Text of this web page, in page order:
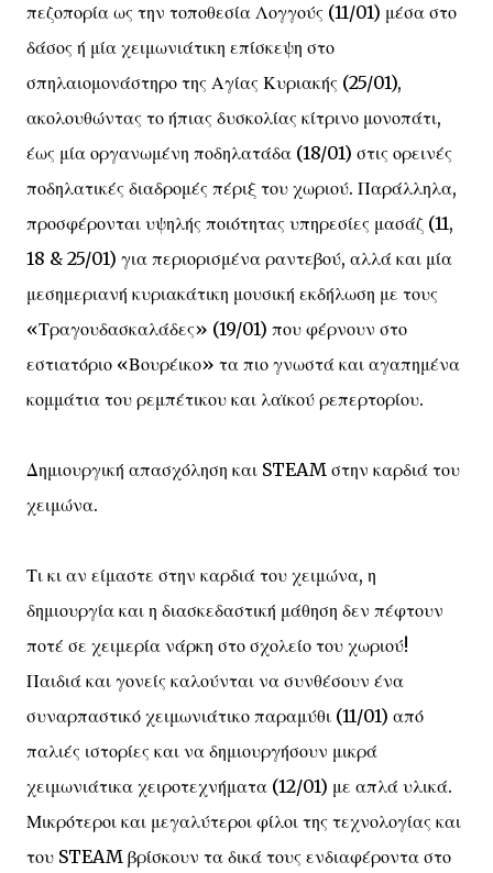
πεζοπορία ως την τοποθεσία Λογγούς (11/01) μέσα στο
δάσος ή μία χειμωνιάτικη επίσκεψη στο
σπηλαιομονάστηρο της Αγίας Κυριακής (25/01),
ακολουθώντας το ήπιας δυσκολίας κίτρινο μονοπάτι,
έως μία οργανωμένη ποδηλατάδα (18/01) στις ορεινές
ποδηλατικές διαδρομές πέριξ του χωριού. Παράλληλα,
προσφέρονται υψηλής ποιότητας υπηρεσίες μασάζ (11,
18 & 25/01) για περιορισμένα ραντεβού, αλλά και μία
μεσημεριανή κυριακάτικη μουσική εκδήλωση με τους
«Τραγουδασκαλάδες» (19/01) που φέρνουν στο
εστιατόριο «Βουρέικο» τα πιο γνωστά και αγαπημένα
κομμάτια του ρεμπέτικου και λαϊκού ρεπερτορίου.
Δημιουργική απασχόληση και STEAM στην καρδιά του
χειμώνα.
Τι κι αν είμαστε στην καρδιά του χειμώνα, η
δημιουργία και η διασκεδαστική μάθηση δεν πέφτουν
ποτέ σε χειμερία νάρκη στο σχολείο του χωριού!
Παιδιά και γονείς καλούνται να συνθέσουν ένα
συναρπαστικό χειμωνιάτικο παραμύθι (11/01) από
παλιές ιστορίες και να δημιουργήσουν μικρά
χειμωνιάτικα χειροτεχνήματα (12/01) με απλά υλικά.
Μικρότεροι και μεγαλύτεροι φίλοι της τεχνολογίας και
του STEAM βρίσκουν τα δικά τους ενδιαφέροντα στο